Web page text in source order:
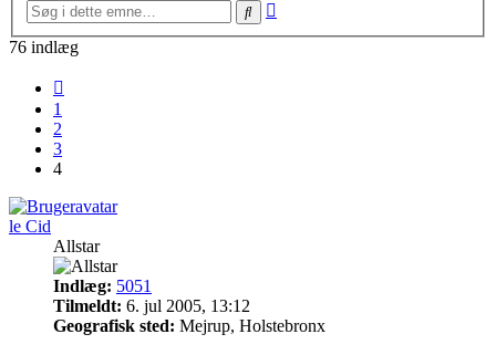
Søg
76 indlæg
1
2
3
4
le Cid
Allstar
Indlæg: 5051
Tilmeldt: 6. jul 2005, 13:12
Geografisk sted: Mejrup, Holstebronx